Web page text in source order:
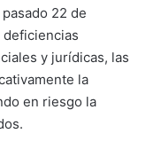
22 de
y jurídicas, las
la
en riesgo la